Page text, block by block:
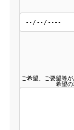
ご希望、ご要望等
希望の